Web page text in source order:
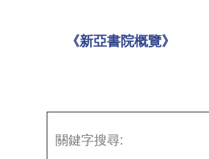
《新亞書院概覽》